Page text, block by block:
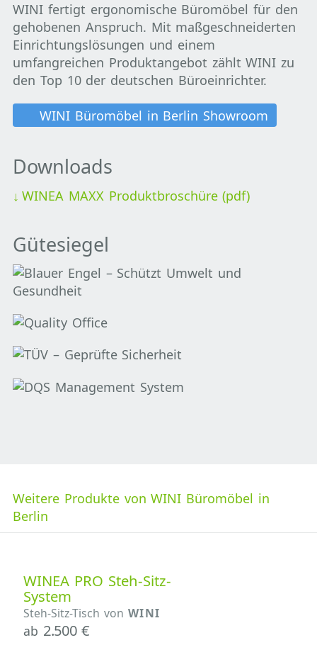
WINI fertigt ergonomische Büromöbel für den
gehobenen Anspruch. Mit maßgeschneiderten
Einrichtungslösungen und einem
umfangreichen Produktangebot zählt WINI zu
den Top 10 der deutschen Büroeinrichter.
WINI Büromöbel in Berlin Showroom
Downloads
WINEA MAXX Produktbroschüre (pdf)
Gütesiegel
Weitere Produkte von WINI Büromöbel in
Berlin
WINEA PRO Steh-Sitz-
System
Steh-Sitz-Tisch von WINI
ab 2.500 €